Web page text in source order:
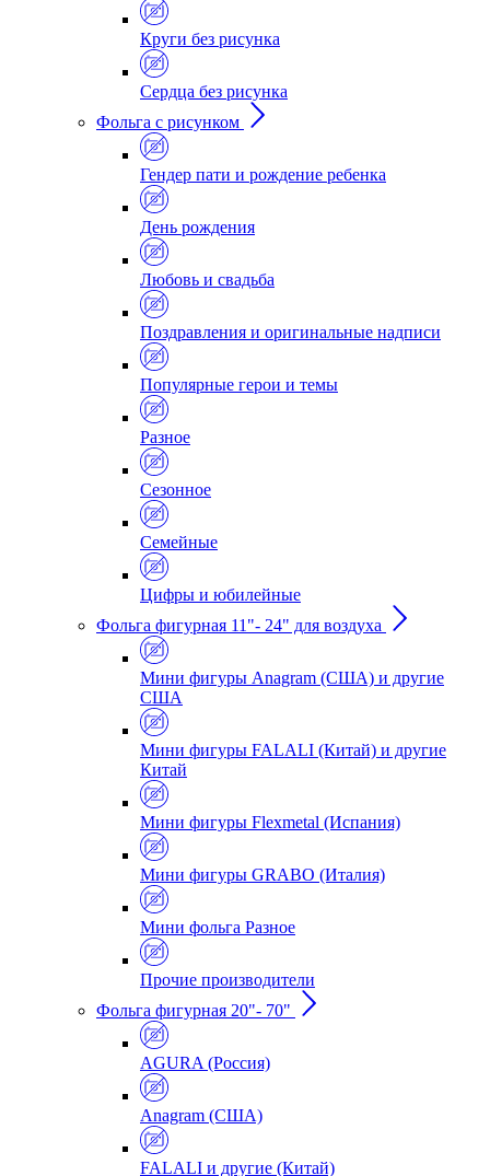
Круги без рисунка
Сердца без рисунка
Фольга с рисунком
Гендер пати и рождение ребенка
День рождения
Любовь и свадьба
Поздравления и оригинальные надписи
Популярные герои и темы
Разное
Сезонное
Семейные
Цифры и юбилейные
Фольга фигурная 11"- 24" для воздуха
Мини фигуры Anagram (США) и другие
США
Мини фигуры FALALI (Китай) и другие
Китай
Мини фигуры Flexmetal (Испания)
Мини фигуры GRABO (Италия)
Мини фольга Разное
Прочие производители
Фольга фигурная 20"- 70"
AGURA (Россия)
Anagram (США)
FALALI и другие (Китай)